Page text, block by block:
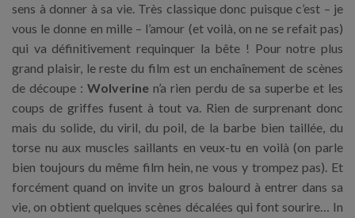
sens à donner à sa vie. Très classique donc puisque c’est – je
vous le donne en mille – l’amour (et voilà, on ne se refait pas)
qui va définitivement requinquer la bête ! Pour notre plus
grand plaisir, le reste du film est un enchaînement de scènes
de découpe :Wolverine n’a rien perdu de sa superbe et les
coups de griffes fusent à tout va. Rien de surprenant donc
mais du solide, du viril, du poil, de la barbe bien taillée, du
torse nu aux muscles saillants en veux-tu en voilà (on parle
bien toujours du même film hein, ne vous y trompez pas). Et
forcément quand on invite un gros balourd à entrer dans sa
vie, on obtient quelques scènes décalées qui font sourire… In